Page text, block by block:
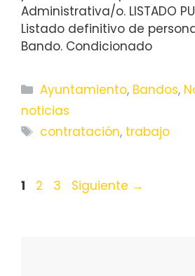
Administrativa/o. LISTADO
Listado definitivo de
Bando. Condicionado
Categorías
Ayuntamiento, Bandos,
noticias
Etiquetas
contratación, trabajo
Página
1 Página
2 Página
3 Siguiente →